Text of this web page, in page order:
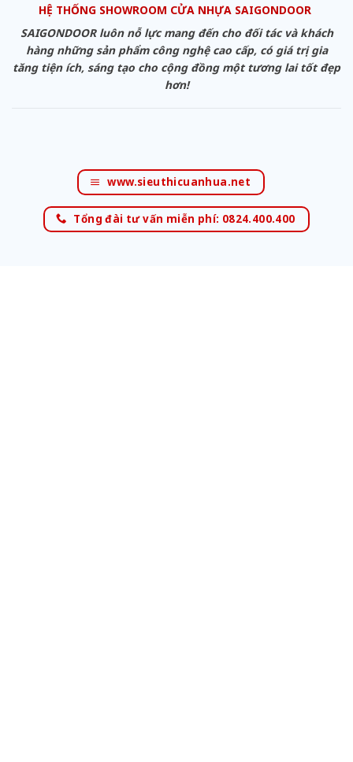
HỆ THỐNG SHOWROOM CỬA NHỰA SAIGONDOOR
SAIGONDOOR luôn nỗ lực mang đến cho đối tác và khách
hàng những sản phẩm công nghệ cao cấp, có giá trị gia
tăng tiện ích, sáng tạo cho cộng đồng một tương lai tốt đẹp
hơn!
www.sieuthicuanhua.net
Tổng đài tư vấn miễn phí: 0824.400.400